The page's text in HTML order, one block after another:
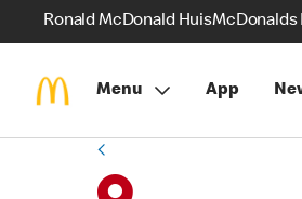
Ronald McDonald HuisMcDonalds
Menu App